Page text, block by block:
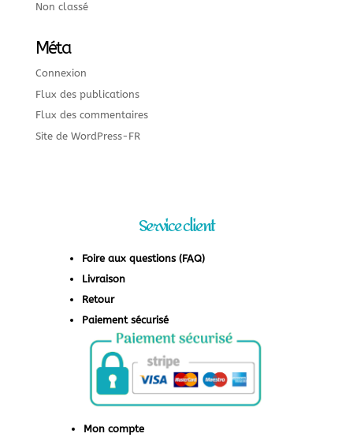
Non classé
Méta
Connexion
Flux des publications
Flux des commentaires
Site de WordPress-FR
Service client
Foire aux questions (FAQ)
Livraison
Retour
Paiement sécurisé
Mon compte